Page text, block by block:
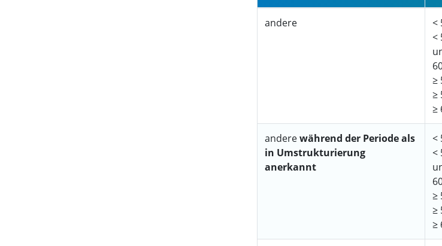
andere
<
<
≥
≥
≥
anderewährend der Periode als
in Umstrukturierung
anerkannt
<
<
≥
≥
≥